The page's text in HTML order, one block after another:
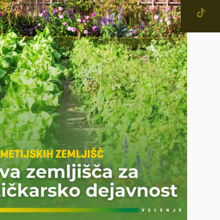
IŠČI
skupnosti in
četrti v Mestni občini
sodelovanje
informacij javnega
grafična podoba in
in pravni akti
priznanja